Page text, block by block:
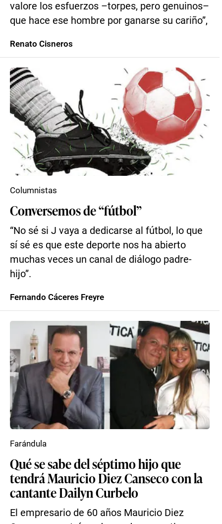
valore los esfuerzos –torpes, pero genuinos–
que hace ese hombre por ganarse su cariño”,
Renato Cisneros
Conversemos de “fútbol”
“No sé si J vaya a dedicarse al fútbol, lo que
sí sé es que este deporte nos ha abierto
muchas veces un canal de diálogo padre-
hijo”.
Columnistas
Fernando Cáceres Freyre
Qué se sabe del séptimo hijo que
tendrá Mauricio Diez Canseco con la
cantante Dailyn Curbelo
El empresario de 60 años Mauricio Diez
Farándula